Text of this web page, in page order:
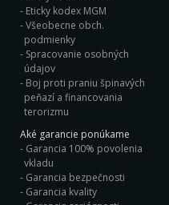
Eticky kodex MGM
Všeobecne obch.
podmienky
Spracovanie osobných
údajov
Boj proti praniu špinavých
peňazí a financovania
terorizmu
Aké garancie ponúkame
Garancia 100% povolenia
vkladu
Garancia bezpečnosti
Garancia kvality